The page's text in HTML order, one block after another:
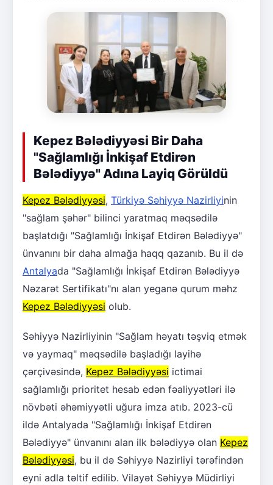
Kepez Bələdiyyəsi Bir Daha
"Sağlamlığı İnkişaf Etdirən
Bələdiyyə" Adına Layiq Görüldü
Kepez Bələdiyyəsi, Türkiyə Səhiyyə Nazirliyinin
"sağlam şəhər" bilinci yaratmaq məqsədilə
başlatdığı "Sağlamlığı İnkişaf Etdirən Bələdiyyə"
ünvanını bir daha almağa haqq qazanıb. Bu il də
Antalyada "Sağlamlığı İnkişaf Etdirən Bələdiyyə
Nəzarət Sertifikatı"nı alan yeganə qurum məhz
Kepez Bələdiyyəsi olub.
Səhiyyə Nazirliyinin "Sağlam həyatı təşviq etmək
və yaymaq" məqsədilə başladığı layihə
çərçivəsində, Kepez Bələdiyyəsi ictimai
sağlamlığı prioritet hesab edən fəaliyyətləri ilə
növbəti əhəmiyyətli uğura imza atıb. 2023-cü
ildə Antalyada "Sağlamlığı İnkişaf Etdirən
Bələdiyyə" ünvanını alan ilk bələdiyyə olan Kepez
Bələdiyyəsi, bu il də Səhiyyə Nazirliyi tərəfindən
eyni adla təltif edilib. Vilayət Səhiyyə Müdirliyi